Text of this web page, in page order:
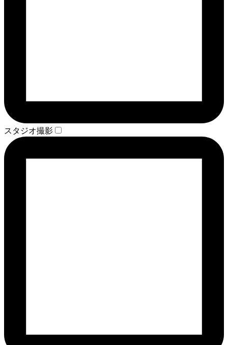
スタジオ撮影